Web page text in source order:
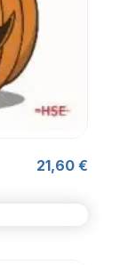
21,60 €